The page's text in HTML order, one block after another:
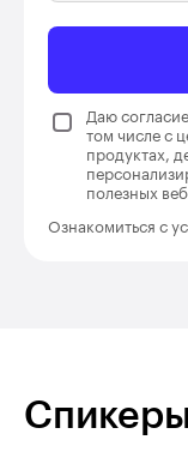
Даю
том числе с
продуктах,
полезных
Ознакомиться с